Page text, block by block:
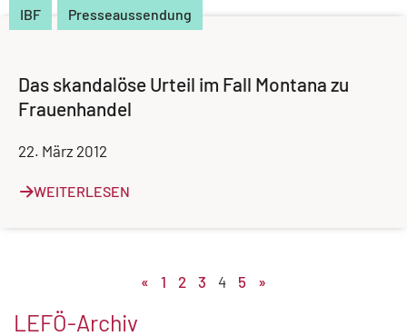
IBF Presseaussendung
Das skandalöse Urteil im Fall Montana zu
Frauenhandel
22. März 2012
WEITERLESEN
« 1 2 3 4 5 »
LEFÖ-Archiv